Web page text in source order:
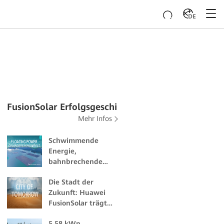
DE
FusionSolar Erfolgsgeschichten
Mehr Infos
Schwimmende
Energie,
bahnbrechende
Die Stadt der
Zukunft: Huawei
FusionSolar trägt